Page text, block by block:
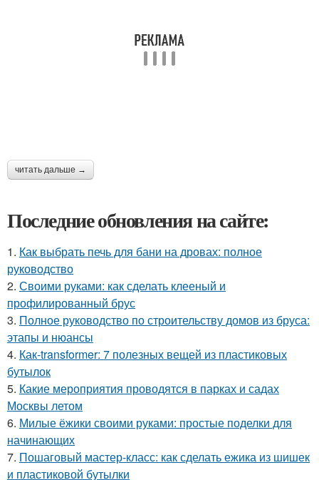
читать дальше →
Последние обновления на сайте:
1. Как выбрать печь для бани на дровах: полное
руководство
2. Своими руками: как сделать клееный и
профилированный брус
3. Полное руководство по строительству домов из бруса:
этапы и нюансы
4. Как-transformer: 7 полезных вещей из пластиковых
бутылок
5. Какие мероприятия проводятся в парках и садах
Москвы летом
6. Милые ёжики своими руками: простые поделки для
начинающих
7. Пошаговый мастер-класс: как сделать ежика из шишек
и пластиковой бутылки